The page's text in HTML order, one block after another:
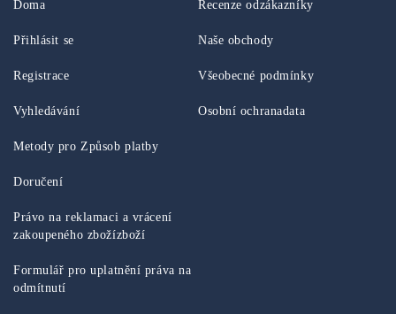
Doma
Přihlásit se
Registrace
Vyhledávání
Recenze odzákazníky
Naše obchody
Všeobecné podmínky
Osobní ochranadata
Metody pro Způsob platby
Doručení
Právo na reklamaci a vrácení
zakoupeného zbožízboží
Formulář pro uplatnění práva na
odmítnutí